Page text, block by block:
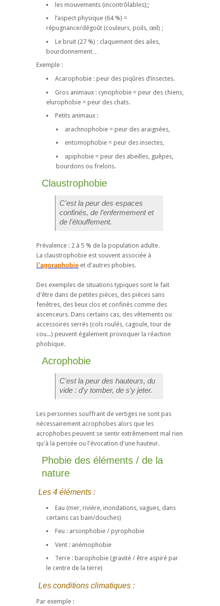
les mouvements (incontrôlables);;
l’aspect physique (64 %) =
répugnance/dégoût (couleurs, poils, œil) ;
Le bruit (27 %) : claquement des ailes,
bourdonnement…
Exemple :
Acarophobie : peur des piqûres d’insectes.
Gros animaux : cynophobie = peur des chiens,
elurophobie = peur des chats.
Petits animaux :
arachnophobie = peur des araignées,
entomophobie = peur des insectes,
apiphobie = peur des abeilles, guêpes,
bourdons ou frelons.
Claustrophobie
C'est la peur des espaces
confinés, de l’enfermement et
de l'étouffement.
Prévalence : 2 à 5 % de la population adulte.
La claustrophobie est souvent associée à
l’agoraphobie et d'autres phobies.
Des exemples de situations typiques sont le fait
d'être dans de petites pièces, des pièces sans
fenêtres, des lieux clos et confinés comme des
ascenceurs. Dans certains cas, des vêtements ou
accessoires serrés (cols roulés, cagoule, tour de
cou...) peuvent également provoquer la réaction
phobique.
Acrophobie
C'est la peur des hauteurs, du
vide : d'y tomber, de s'y jeter.
Les personnes souffrant de vertiges ne sont pas
nécessairement acrophobes alors que les
acrophobes peuvent se sentir extrêmement mal rien
qu'à la pensée ou l'évocation d'une hauteur.
Phobie des éléments / de la
nature
Les 4 éléments :
Eau (mer, rivière, inondations, vagues, dans
certains cas bain/douches)
Feu : arsonphobie / pyrophobie
Vent : anémophobie
Terre : barophobie (gravité / être aspiré par
le centre de la terre)
Les conditions climatiques :
Par exemple :